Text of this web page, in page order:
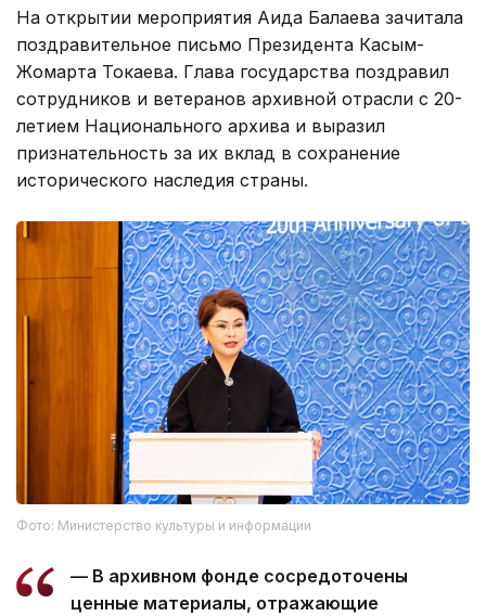
На открытии мероприятия Аида Балаева зачитала
поздравительное письмо Президента Касым-
Жомарта Токаева. Глава государства поздравил
сотрудников и ветеранов архивной отрасли с 20-
летием Национального архива и выразил
признательность за их вклад в сохранение
исторического наследия страны.
Фото: Министерство культуры и информации
— В архивном фонде сосредоточены
ценные материалы, отражающие